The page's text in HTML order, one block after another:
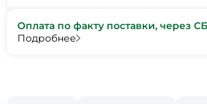
Оплата по факту поставки, через
Подробнее